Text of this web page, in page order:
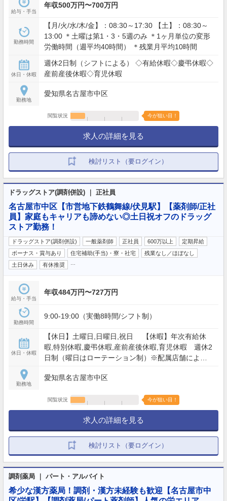
給与・手当
年収500万円〜700万円
勤務時間
【月/火/水/木/金】：08:30～17:30 【土】：08:30～
13:00 ＊土曜は第1・3・5週のみ ＊1ヶ月単位の変形
労働時間（週平均40時間） ＊残業月平均10時間
休日・休暇
週休2日制（シフトによる） ◇有給休暇◇慶弔休暇◇
産前産後休暇◇育児休暇
勤務地
愛知県名古屋市中区
閲覧状況 今が狙い目！
求人の詳細を見る
検討リスト（要ログイン）
ドラッグストア(調剤併設) ｜ 正社員
名古屋市中区【市営地下鉄鶴舞線/伏見駅】【薬剤師/正社
員】家庭もキャリアも諦めない◎土日祝オフのドラッグ
ストア勤務！
ドラッグストア(調剤併設) 一般薬剤師 正社員 600万以上
定期昇給
ボーナス・賞与あり
住宅補助(手当)・寮・社宅
残業なし／ほぼなし
土日休み
有休推奨
給与・手当
年収484万円〜727万円
勤務時間
9:00-19:00（実働8時間/シフト制）
休日・休暇
【休日】土曜日,日曜日,祝日 【休暇】年次有給休
暇,特別休暇,慶弔休暇,産前産後休暇,育児休暇 週休2
日制（曜日はローテーション制）※配属店舗により
勤務地
愛知県名古屋市中区
閲覧状況 今が狙い目！
求人の詳細を見る
検討リスト（要ログイン）
調剤薬局 ｜ パート・アルバイト
希少な漢方薬局！調剤・漢方未経験も歓迎【名古屋市中